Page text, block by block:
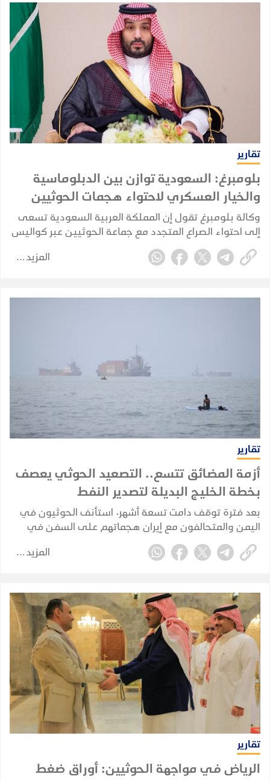
تقارير
بلومبرغ: السعودية توازن بين الدبلوماسية
والخيار العسكري لاحتواء هجمات الحوثيين
وكالة بلومبرغ تقول إن المملكة العربية السعودية تسعى
إلى احتواء الصراع المتجدد مع جماعة الحوثيين عبر كواليس
الدبلوماسية، في محاولة لمنع الاشتباكات مع الجماعة
المدعومة من إيران من الإضرار بقطاعها النفطي
المزيد
تقارير
أزمة المضائق تتسع.. التصعيد الحوثي يعصف
بخطة الخليج البديلة لتصدير النفط
بعد فترة توقف دامت تسعة أشهر، استأنف الحوثيون في
اليمن والمتحالفون مع إيران هجماتهم على السفن في
خصمهم القديم، المملكة العربية السعودية.
المزيد
تقارير
الرياض في مواجهة الحوثيين: أوراق ضغط